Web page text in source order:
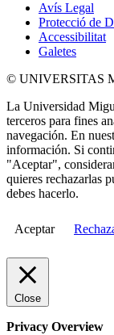
Avís Legal
Protecció de
Accessibilitat
Galetes
© UNIVERSITAS
La Universidad
terceros para fines
navegación. En
información. Si
"Aceptar",
quieres rechazarlas
debes hacerlo.
Aceptar
Close
Privacy Overview